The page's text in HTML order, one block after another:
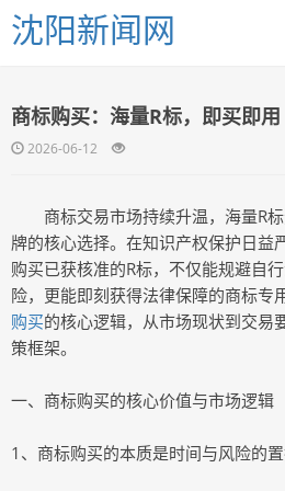
沈阳新闻网
商标购买：海量R标，即买即用
2026-06-12
商标交易市场持续升温，海量R
牌的核心选择。在知识产权保护日益
购买已获核准的R标，不仅能规避自
险，更能即刻获得法律保障的商标专
购买的核心逻辑，从市场现状到交易
策框架。
一、商标购买的核心价值与市场逻辑
1、商标购买的本质是时间与风险的